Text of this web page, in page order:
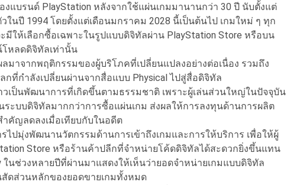
แบรนด์ PlayStation หลังจากใช้แผ่นเกมมานานกว่า 30 ปี นับตั้งแต่
วในปี 1994 โดยตั้งแต่เดือนมกราคม 2028 นี้เป็นต้นไป เกมใหม่ ๆ ทุก
มีให้เลือกซื้อเฉพาะในรูปแบบดิจิทัลผ่าน PlayStation Store หรือบน
หลดดิจิทัลเท่านั้น
มาจากพฤติกรรมของผู้บริโภคที่เปลี่ยนแปลงอย่างต่อเนื่อง รวมถึง
ที่กำลังเปลี่ยนผ่านจากสื่อแบบ Physical ไปสู่สื่อดิจิทัล
เป็นพัฒนาการที่เกิดขึ้นตามธรรมชาติ เพราะผู้เล่นส่วนใหญ่ในปัจจุบัน
ระบบดิจิทัลมากกว่าการซื้อแผ่นเกม ส่งผลให้การลงทุนด้านการผลิต
คัญลดลงเมื่อเทียบกับในอดีต
ไปมุ่งพัฒนานวัตกรรมด้านการเข้าถึงเกมและการให้บริการ เพื่อให้ผู้
Store หรือร้านค้าปลีกที่จำหน่ายโค้ดดิจิทัลได้สะดวกยิ่งขึ้นแทน
นช่วงหลายปีที่ผ่านมาแสดงให้เห็นว่ายอดจำหน่ายเกมแบบดิจิทัล
สัดส่วนหลักของยอดขายเกมทั้งหมด